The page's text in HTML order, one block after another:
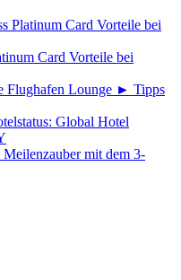
Platinum Card Vorteile bei
Card Vorteile bei
Flughafen Lounge ► Tipps
Global Hotel
mit dem 3-